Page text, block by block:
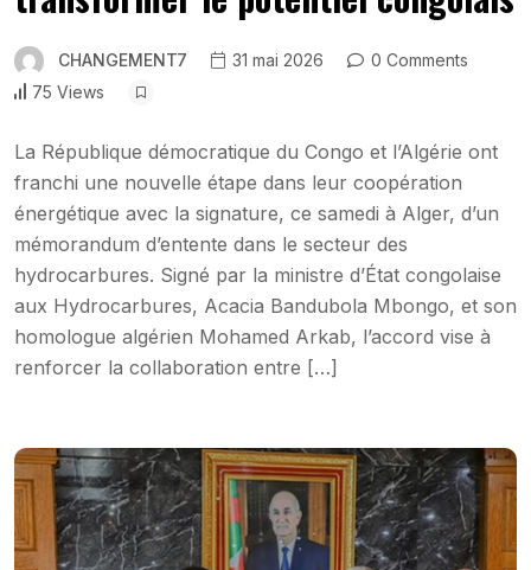
CHANGEMENT7 31 mai 2026
0 Comments
75 Views
La République démocratique du Congo et l’Algérie ont
franchi une nouvelle étape dans leur coopération
énergétique avec la signature, ce samedi à Alger, d’un
mémorandum d’entente dans le secteur des
hydrocarbures. Signé par la ministre d’État congolaise
aux Hydrocarbures, Acacia Bandubola Mbongo, et son
homologue algérien Mohamed Arkab, l’accord vise à
renforcer la collaboration entre […]